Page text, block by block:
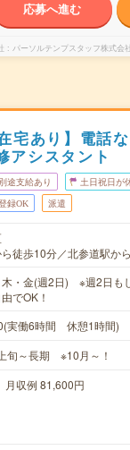
応募へ進む
パーソルテンプスタッフ株式会社
宅あり】電話
アシスタント
途支給あり 土日祝日が
録OK 派遣
徒歩10分／北参道駅か
木・金(週2日) ※週2日も
でOK！
実働6時間 休憩1時間)
旬～長期 ※10月～！
収例 81,600円